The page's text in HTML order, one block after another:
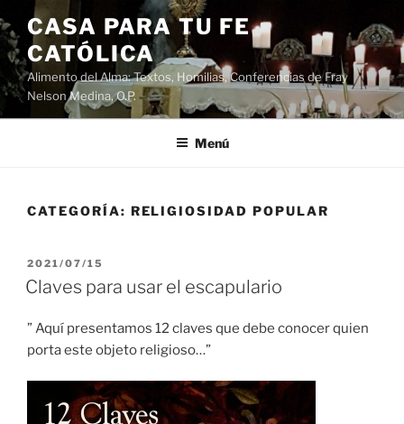
Saltar
al
contenido
CASA PARA TU FE
CATÓLICA
Alimento del Alma: Textos, Homilias, Conferencias de Fray
Nelson Medina, O.P.
Menú
CATEGORÍA: RELIGIOSIDAD POPULAR
PUBLICADO
EL
2021/07/15
Claves para usar el escapulario
” Aquí presentamos 12 claves que debe conocer quien
porta este objeto religioso…”